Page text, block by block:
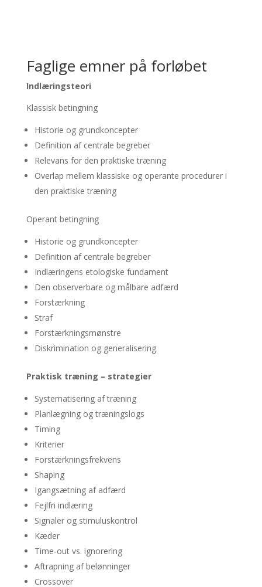
Faglige emner på forløbet
Indlæringsteori
Klassisk betingning
Historie og grundkoncepter
Definition af centrale begreber
Relevans for den praktiske træning
Overlap mellem klassiske og operante procedurer i
den praktiske træning
Operant betingning
Historie og grundkoncepter
Definition af centrale begreber
Indlæringens etologiske fundament
Den observerbare og målbare adfærd
Forstærkning
Straf
Forstærkningsmønstre
Diskrimination og generalisering
Praktisk træning – strategier
Systematisering af træning
Planlægning og træningslogs
Timing
Kriterier
Forstærkningsfrekvens
Shaping
Igangsætning af adfærd
Fejlfri indlæring
Signaler og stimuluskontrol
Kæder
Time-out vs. ignorering
Aftrapning af belønninger
Crossover